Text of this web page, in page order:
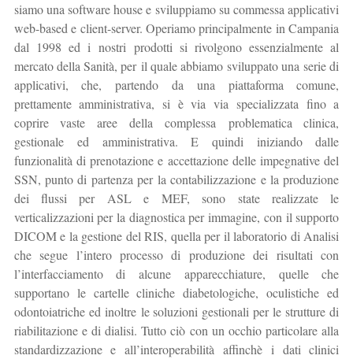
siamo una software house e sviluppiamo su commessa applicativi
web-based e client-server. Operiamo principalmente in Campania
dal 1998 ed i nostri prodotti si rivolgono essenzialmente al
mercato della Sanità, per il quale abbiamo sviluppato una serie di
applicativi, che, partendo da una piattaforma comune,
prettamente amministrativa, si è via via specializzata fino a
coprire vaste aree della complessa problematica clinica,
gestionale ed amministrativa. E quindi iniziando dalle
funzionalità di prenotazione e accettazione delle impegnative del
SSN, punto di partenza per la contabilizzazione e la produzione
dei flussi per ASL e MEF, sono state realizzate le
verticalizzazioni per la diagnostica per immagine, con il supporto
DICOM e la gestione del RIS, quella per il laboratorio di Analisi
che segue l’intero processo di produzione dei risultati con
l’interfacciamento di alcune apparecchiature, quelle che
supportano le cartelle cliniche diabetologiche, oculistiche ed
odontoiatriche ed inoltre le soluzioni gestionali per le strutture di
riabilitazione e di dialisi. Tutto ciò con un occhio particolare alla
standardizzazione e all’interoperabilità affinchè i dati clinici